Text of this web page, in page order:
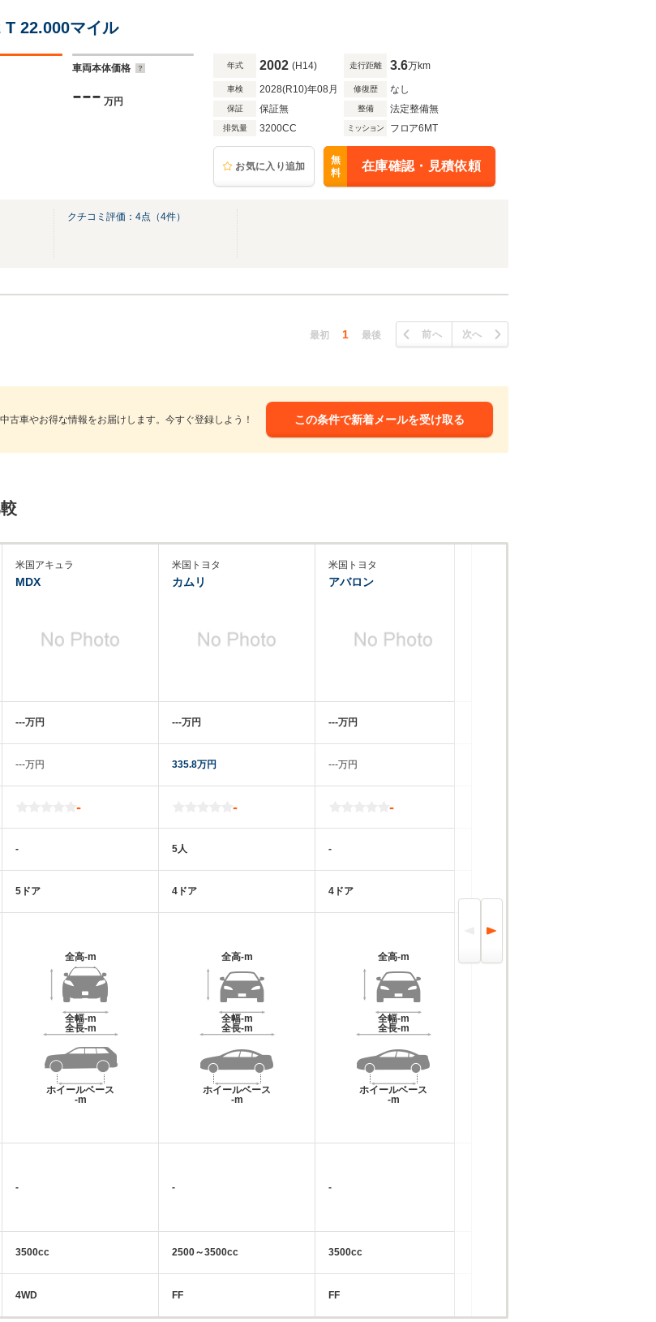
T 22.000マイル
車両本体価格
--- 万円
年式 2002 (H14) 走行距離 3.6万km
車検 2028(R10)年08月 修復歴 なし
保証 保証無 整備 法定整備無
排気量 3200CC ミッション フロア6MT
お気に入り追加
無
料
在庫確認・見積依頼
クチコミ評価： 4点（4件）
最初 1 最後 前へ 次へ
古車やお得な情報をお届けします。今すぐ登録しよう！ この条件で新着メールを受け取る
米国アキュラ
MDX
‐‐‐万円
‐‐‐万円
-
-
5ドア
全高-m
全幅-m
全長-m
ホイールベース
-m
-
3500cc
4WD
米国トヨタ
カムリ
‐‐‐万円
335.8万円
-
5人
4ドア
全高-m
全幅-m
全長-m
ホイールベース
-m
-
2500～3500cc
FF
米国トヨタ
アバロン
‐‐‐万円
‐‐‐万円
-
-
4ドア
全高-m
全幅-m
全長-m
ホイールベース
-m
-
3500cc
FF